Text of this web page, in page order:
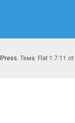
. Тема: Flat 1.7.11 от